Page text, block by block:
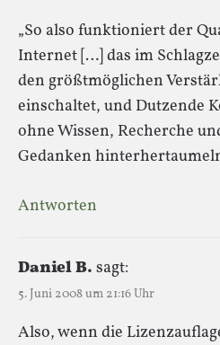
„So also funktioniert der
Internet […] das im
den größtmöglichen
einschaltet, und Dutzende
ohne Wissen, Recherche
Gedanken
Antworten
Daniel B. sagt:
5. Juni 2008 um 21:16 Uhr
Also, wenn die